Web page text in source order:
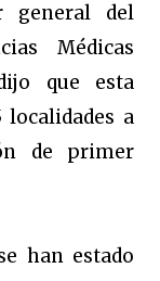
general del
Médicas
que esta
localidades a
de primer
han estado